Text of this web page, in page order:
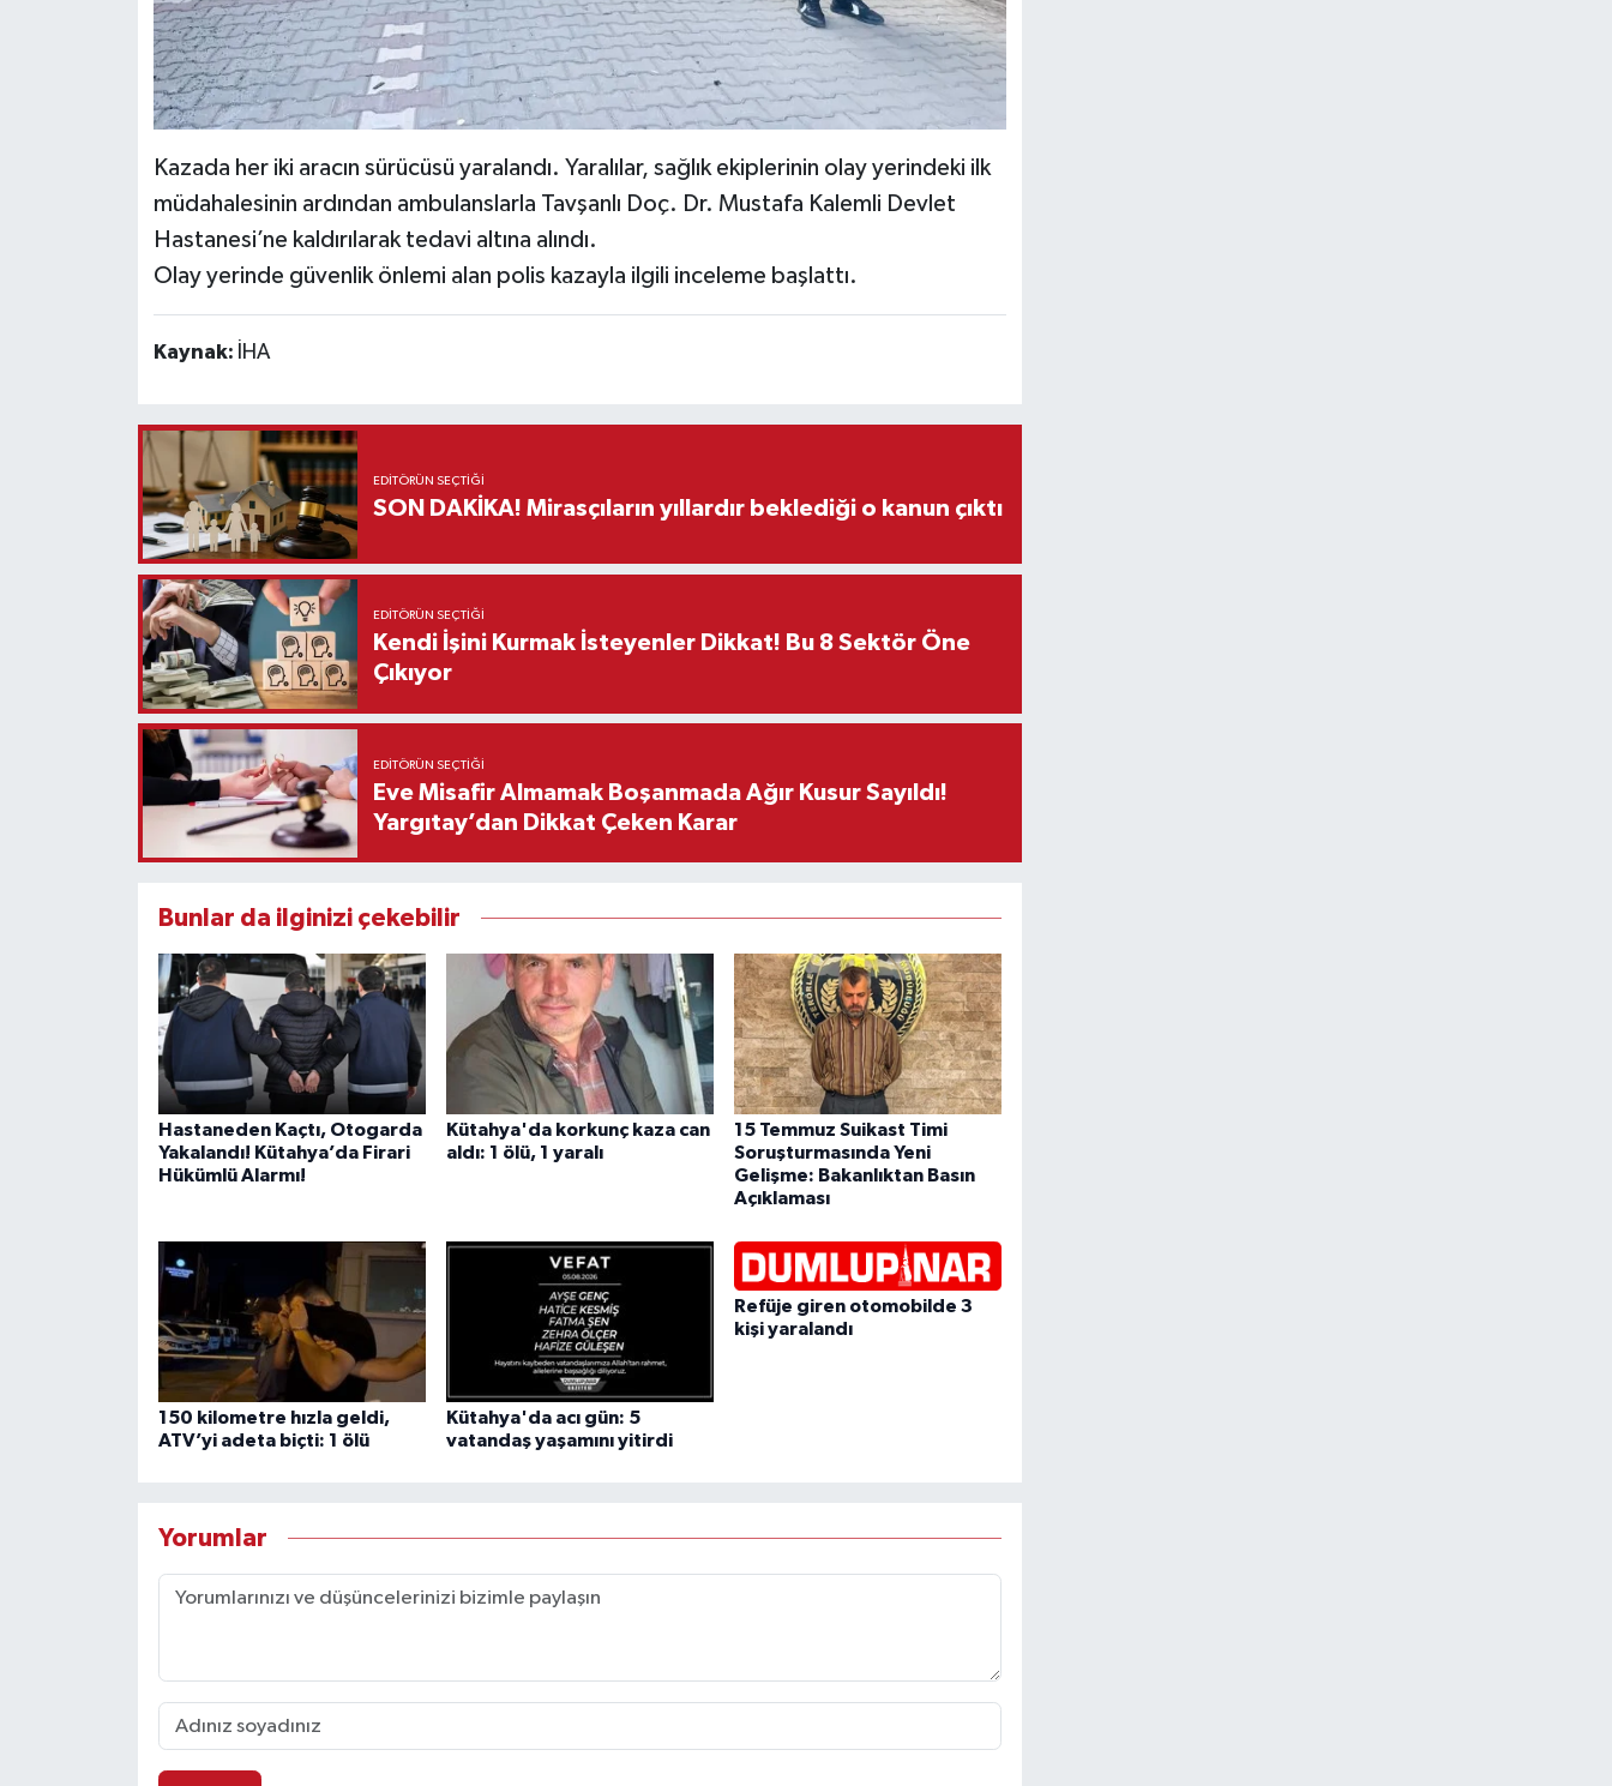
Kazada her iki aracın sürücüsü yaralandı. Yaralılar, sağlık ekiplerinin olay yerindeki ilk
müdahalesinin ardından ambulanslarla Tavşanlı Doç. Dr. Mustafa Kalemli Devlet
Hastanesi’ne kaldırılarak tedavi altına alındı.
Olay yerinde güvenlik önlemi alan polis kazayla ilgili inceleme başlattı.
Kaynak: İHA
EDITÖRÜN SEÇTIĞI
SON DAKİKA! Mirasçıların yıllardır beklediği o kanun çıktı
EDITÖRÜN SEÇTIĞI
Kendi İşini Kurmak İsteyenler Dikkat! Bu 8 Sektör Öne
Çıkıyor
EDITÖRÜN SEÇTIĞI
Eve Misafir Almamak Boşanmada Ağır Kusur Sayıldı!
Yargıtay’dan Dikkat Çeken Karar
Bunlar da ilginizi çekebilir
Hastaneden Kaçtı, Otogarda
Yakalandı! Kütahya’da Firari
Hükümlü Alarmı!
Kütahya'da korkunç kaza can
aldı: 1 ölü, 1 yaralı
15 Temmuz Suikast Timi
Soruşturmasında Yeni
Gelişme: Bakanlıktan Basın
Açıklaması
150 kilometre hızla geldi,
ATV’yi adeta biçti: 1 ölü
Kütahya'da acı gün: 5
vatandaş yaşamını yitirdi
Refüje giren otomobilde 3
kişi yaralandı
Yorumlar